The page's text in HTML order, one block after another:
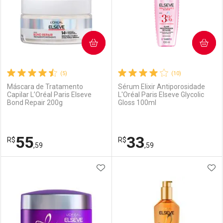
(5)
Máscara de Tratamento
Capilar L’Oréal Paris Elseve
Bond Repair 200g
R$55,59
COMPRAR
Laboratório
Por Menos
(10)
Sérum Elixir Antiporosidade
L'Oréal Paris Elseve Glycolic
Gloss 100ml
R$33,59
COMPRAR
Laboratório
Por Menos
ADICIONAR AOS FAVORITOS